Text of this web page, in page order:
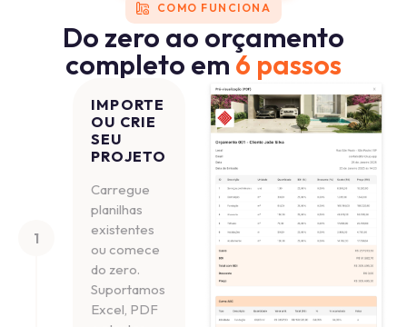
COMO FUNCIONA
Do zero ao orçamento
completo em6 passos
IMPORTE
OU CRIE
SEU
PROJETO
Carregue
planilhas
existentes
ou comece
do zero.
Suportamos
Excel, PDF
1